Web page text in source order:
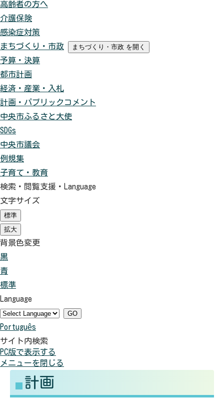
高齢者の方へ
介護保険
感染症対策
まちづくり・市政
まちづくり・市政 を開く
予算・決算
都市計画
経済・産業・入札
計画・パブリックコメント
中央市ふるさと大使
SDGs
中央市議会
例規集
子育て・教育
検索・閲覧支援・
Language
文字サイズ
標準
期
状
態）
拡大
期
状
背景色変更
黒
色
を
黒
色
に
す
る
青
景
色
を
青
色
に
す
る
標準
景
色
を
元
に
戻
す
Language
GO
Português
サイト内検索
PC版で表示する
メニューを閉じる
計画